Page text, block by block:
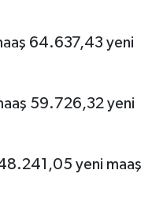
64.637,43 yeni
59.726,32 yeni
yeni maaş